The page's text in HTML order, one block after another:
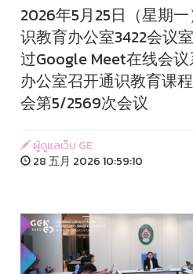
2026年5月25日（星期
识教育办公室3422会议
过Google Meet在线会
办公室召开通识教育课
会第5/2569次会议
ผู้ดูแลเว็บ GE
28 五月 2026 10:59:10